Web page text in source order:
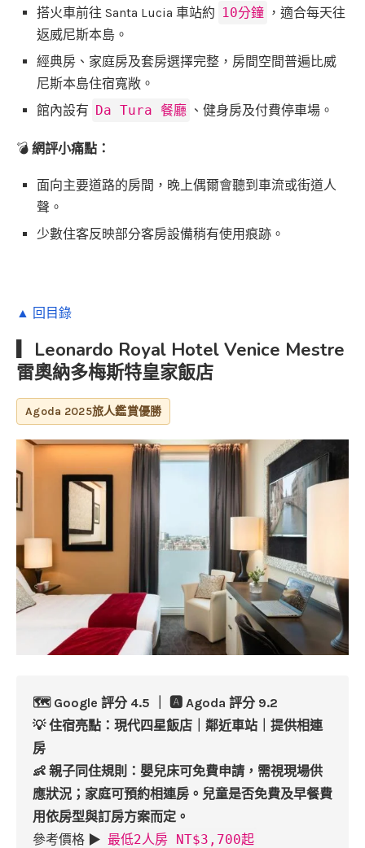
搭火車前往 Santa Lucia 車站約 10分鐘 ，適合每天往
返威尼斯本島。
經典房、家庭房及套房選擇完整，房間空間普遍比威
尼斯本島住宿寬敞。
館內設有 Da Tura 餐廳 、健身房及付費停車場。
💣 網評小痛點：
面向主要道路的房間，晚上偶爾會聽到車流或街道人
聲。
少數住客反映部分客房設備稍有使用痕跡。
▲ 回目錄
▎Leonardo Royal Hotel Venice Mestre
雷奧納多梅斯特皇家飯店
Agoda 2025旅人鑑賞優勝
🗺️ Google 評分 4.5 ｜ 🅰️ Agoda 評分 9.2
💡 住宿亮點：現代四星飯店｜鄰近車站｜提供相連
房
👶 親子同住規則：嬰兒床可免費申請，需視現場供
應狀況；家庭可預約相連房。兒童是否免費及早餐費
用依房型與訂房方案而定。
參考價格 ▶ 最低2人房 NT$3,700起